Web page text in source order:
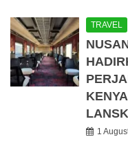
TRAVEL
1